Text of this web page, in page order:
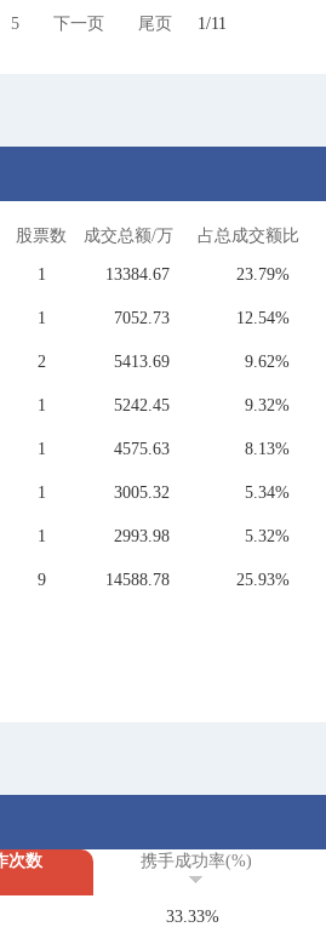
5 下一页 尾页 1/11
股票数 成交总额/万 占总成交额比
1 13384.67 23.79%
1 7052.73 12.54%
2 5413.69 9.62%
1 5242.45 9.32%
1 4575.63 8.13%
1 3005.32 5.34%
1 2993.98 5.32%
9 14588.78 25.93%
次数 携手成功率(%)
33.33%